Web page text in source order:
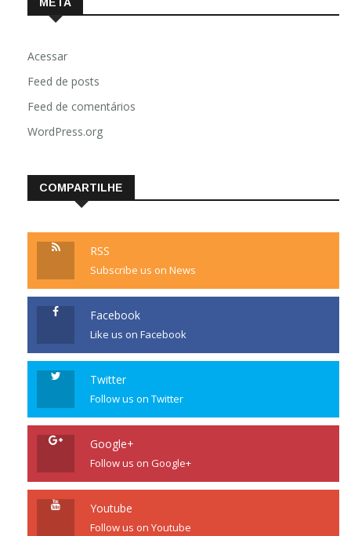
META
Acessar
Feed de posts
Feed de comentários
WordPress.org
COMPARTILHE
RSS
Subscribe us on News
Facebook
Like us on Facebook
Twitter
Follow us on Twitter
Google+
Follow us on Google+
Youtube
Follow us on Youtube